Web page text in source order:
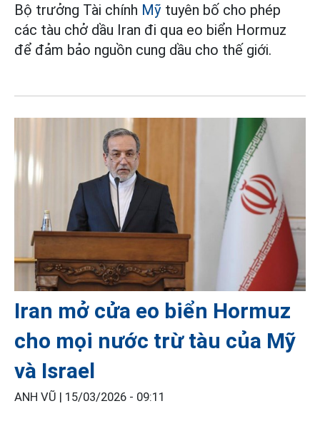
Bộ trưởng Tài chính Mỹ tuyên bố cho phép
các tàu chở dầu Iran đi qua eo biển Hormuz
để đảm bảo nguồn cung dầu cho thế giới.
Iran mở cửa eo biển Hormuz
cho mọi nước trừ tàu của Mỹ
và Israel
ANH VŨ | 15/03/2026 - 09:11